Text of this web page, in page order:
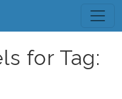
for Tag: